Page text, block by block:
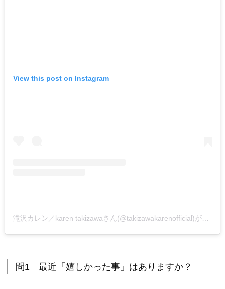
View this post on Instagram
問1 最近「嬉しかった事」はありますか？